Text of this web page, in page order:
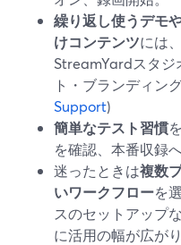
繰り返し使うデモ
けコンテンツには
StreamYardスタジ
ト・ブランディン
Support)
簡単なテスト習慣
を確認、本番収録へ
迷ったときは複数
いワークフローを
スのセットアップ
に活用の幅が広がり